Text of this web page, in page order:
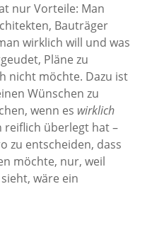
nur Vorteile: Man
Bauträger
wirklich will und was
Pläne zu
nicht möchte. Dazu ist
Wünschen zu
wenn es wirklich
reiflich überlegt hat –
zu entscheiden, dass
möchte, nur, weil
wäre ein